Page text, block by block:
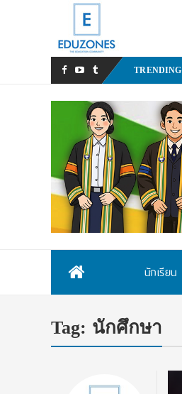
TRENDING
นักเรียน
Tag: นักศึกษา